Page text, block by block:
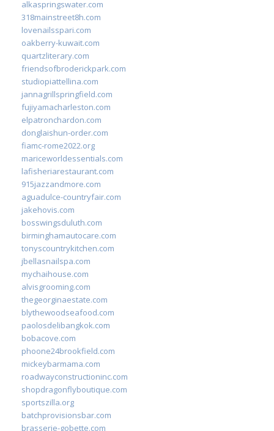
alkaspringswater.com
318mainstreet8h.com
lovenailsspari.com
oakberry-kuwait.com
quartzliterary.com
friendsofbroderickpark.com
studiopiattellina.com
jannagrillspringfield.com
fujiyamacharleston.com
elpatronchardon.com
donglaishun-order.com
fiamc-rome2022.org
mariceworldessentials.com
lafisheriarestaurant.com
915jazzandmore.com
aguadulce-countryfair.com
jakehovis.com
bosswingsduluth.com
birminghamautocare.com
tonyscountrykitchen.com
jbellasnailspa.com
mychaihouse.com
alvisgrooming.com
thegeorginaestate.com
blythewoodseafood.com
paolosdelibangkok.com
bobacove.com
phoone24brookfield.com
mickeybarmama.com
roadwayconstructioninc.com
shopdragonflyboutique.com
sportszilla.org
batchprovisionsbar.com
brasserie-gobette.com